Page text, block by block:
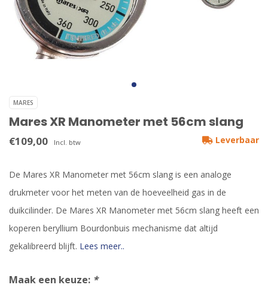
MARES
Mares XR Manometer met 56cm slang
€109,00 Incl. btw Leverbaar
De Mares XR Manometer met 56cm slang is een analoge
drukmeter voor het meten van de hoeveelheid gas in de
duikcilinder. De Mares XR Manometer met 56cm slang heeft een
koperen beryllium Bourdonbuis mechanisme dat altijd
gekalibreerd blijft. Lees meer..
Maak een keuze: *